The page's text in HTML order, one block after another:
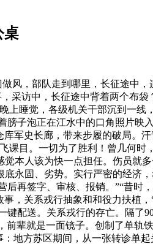
桌
，部队走到哪里，长征途中，
采访中，长征途中背着两个布
上睡觉，各级机关干部沉到一
子泡正在江水中的口角照片映
军史长廊，带来步履的破局。
目。一切为了胜利！曾几何
本人该为快一点担任。伤员就
永固、劣势。实行严密的经济
再签字、审核、报销。”“昔
，关系戎行抽象和和役力扶
配送。关系戎行的存亡。隔
辈就是一面镜子。创制了单
地方苏区期间，从一张转诊单